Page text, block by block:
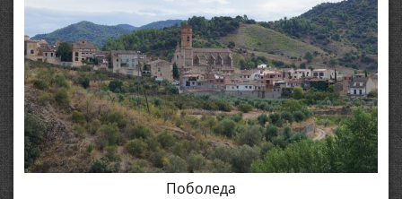
Поболеда